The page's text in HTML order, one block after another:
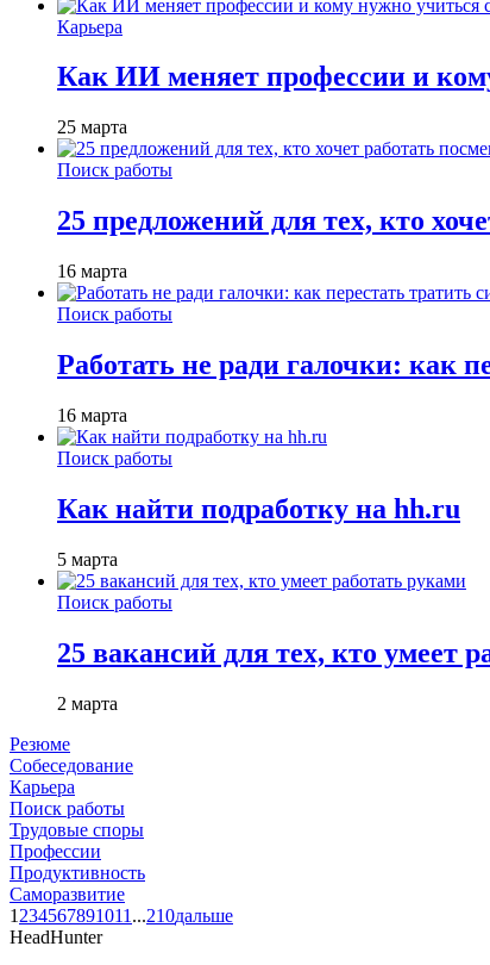
Карьера
Как ИИ меняет профессии и
25 марта
Поиск работы
25 предложений для тех, кто
16 марта
Поиск работы
Работать не ради галочки: как
16 марта
Поиск работы
Как найти подработку на hh.ru
5 марта
Поиск работы
25 вакансий для тех, кто умеет
2 марта
Резюме
Собеседование
Карьера
Поиск работы
Трудовые споры
Профессии
Продуктивность
Саморазвитие
1 234567891011 ...210дальше
HeadHunter